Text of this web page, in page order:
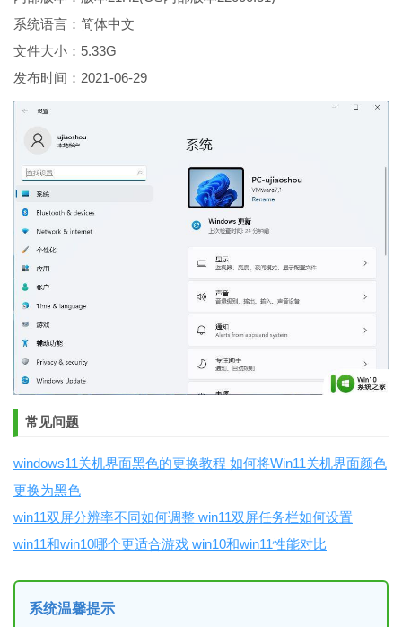
系统语言：简体中文
文件大小：5.33G
发布时间：2021-06-29
常见问题
windows11关机界面黑色的更换教程 如何将Win11关机界面颜色
更换为黑色
win11双屏分辨率不同如何调整 win11双屏任务栏如何设置
win11和win10哪个更适合游戏 win10和win11性能对比
系统温馨提示